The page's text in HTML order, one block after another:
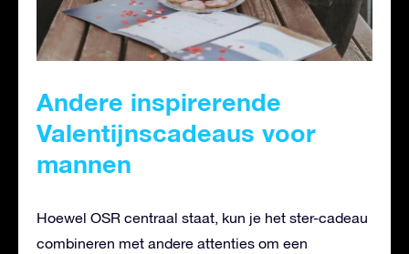
Andere inspirerende
Valentijnscadeaus voor
mannen
Hoewel OSR centraal staat, kun je het ster-cadeau
combineren met andere attenties om een